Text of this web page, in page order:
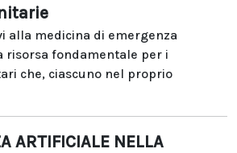
alla medicina di emergenza
risorsa fondamentale per i
che, ciascuno nel proprio
ARTIFICIALE NELLA